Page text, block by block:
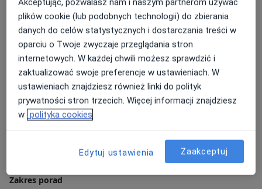
nauczysz się dokonywać wyborów w zgodzie ze
sobą
dowiesz się jak możesz delikatnie zmieniać swoje
życie ku lepszej jakości
określisz rzeczywiste priorytety w życiu
osobistym/zawodowym
odkryjesz obszary do pracy i sposoby jakimi
możesz pracować nad zmianą
zobaczysz nowe rozwiązania swoich problemów
nauczysz się jak wzmacniać motywację
zbudujesz własną drogę do tworzenia nawyków
zmieniających życie
Zakres porad
Akceptując, pozwalasz nam i naszym partnerom używać
plików cookie (lub podobnych technologii) do zbierania
danych do celów statystycznych i dostarczania treści w
oparciu o Twoje zwyczaje przeglądania stron
internetowych. W każdej chwili możesz sprawdzić i
zaktualizować swoje preferencje w ustawieniach. W
ustawieniach znajdziesz również linki do polityk
prywatności stron trzecich. Więcej informacji znajdziesz
w polityka cookies
Edytuj ustawienia Zaakceptuj